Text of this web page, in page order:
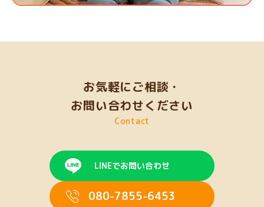
お気軽にご相談・
お問い合わせください
Contact
LINEでお問い合わせ
080-7855-6453